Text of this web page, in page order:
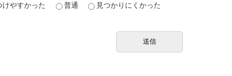
けやすかった
普通 見つかりにくかった